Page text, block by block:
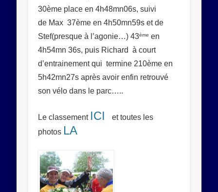
30ème place en 4h48mn06s, suivi
de Max 37ème en 4h50mn59s et de
Stef(presque à l’agonie…) 43ème en
4h54mn 36s, puis Richard à court
d’entrainement qui termine 210ème en
5h42mn27s après avoir enfin retrouvé
son vélo dans le parc…..
Le classement ICI
et toutes les
photos LA